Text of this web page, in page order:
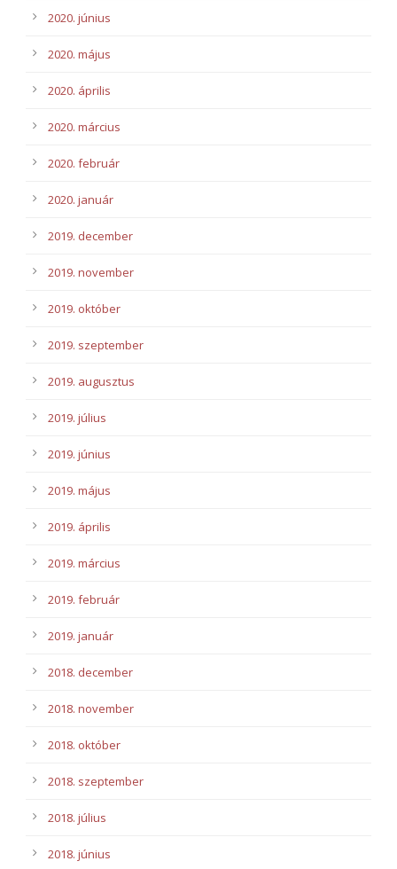
2020. június
2020. május
2020. április
2020. március
2020. február
2020. január
2019. december
2019. november
2019. október
2019. szeptember
2019. augusztus
2019. július
2019. június
2019. május
2019. április
2019. március
2019. február
2019. január
2018. december
2018. november
2018. október
2018. szeptember
2018. július
2018. június